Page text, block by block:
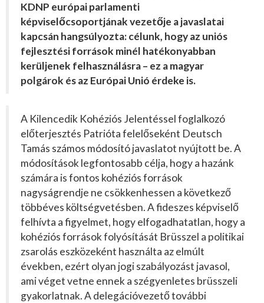
KDNP európai parlamenti
képviselőcsoportjának vezetője a javaslatai
kapcsán hangsúlyozta: célunk, hogy az uniós
fejlesztési források minél hatékonyabban
kerüljenek felhasználásra – ez a magyar
polgárok és az Európai Unió érdeke is.
A Kilencedik Kohéziós Jelentéssel foglalkozó
előterjesztés Patrióta felelőseként Deutsch
Tamás számos módosító javaslatot nyújtott be. A
módosítások legfontosabb célja, hogy a hazánk
számára is fontos kohéziós források
nagyságrendje ne csökkenhessen a következő
többéves költségvetésben. A fideszes képviselő
felhívta a figyelmet, hogy elfogadhatatlan, hogy a
kohéziós források folyósítását Brüsszel a politikai
zsarolás eszközeként használta az elmúlt
években, ezért olyan jogi szabályozást javasol,
ami véget vetne ennek a szégyenletes brüsszeli
gyakorlatnak. A delegációvezető további